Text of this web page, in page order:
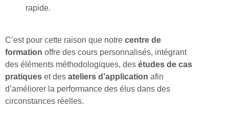
rapide.
C’est pour cette raison que notre centre de
formation offre des cours personnalisés, intégrant
des éléments méthodologiques, des études de cas
pratiques et des ateliers d’application afin
d’améliorer la performance des élus dans des
circonstances réelles.